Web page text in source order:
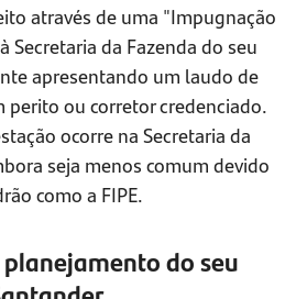
através de uma "Impugnação
Secretaria da Fazenda do seu
apresentando um laudo de
perito ou corretor credenciado.
ocorre na Secretaria da
seja menos comum devido
como a FIPE.
do seu